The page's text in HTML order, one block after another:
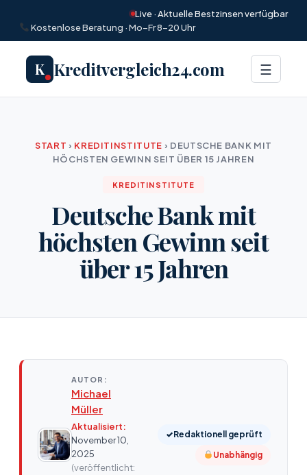
Live · Aktuelle Bestzinsen verfügbar
Kostenlose Beratung · Mo–Fr 8–20 Uhr
K Kreditvergleich24.com Menü
☰
START › KREDITINSTITUTE › DEUTSCHE BANK MIT
HÖCHSTEN GEWINN SEIT ÜBER 15 JAHREN
KREDITINSTITUTE
Deutsche Bank mit
höchsten Gewinn seit
über 15 Jahren
AUTOR:
Michael
Müller
Aktualisiert:
November 10,
2025
(veröffentlicht:
✓Redaktionell geprüft
Unabhängig